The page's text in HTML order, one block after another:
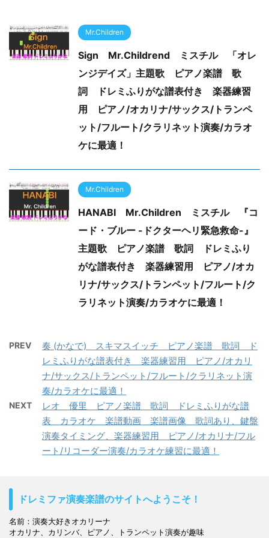
Mr.Children
Sign Mr.Childrend ミスチル 「オレ
ンジデイズ」主題歌 ピアノ楽譜 歌
詞 ドレミふりがな譜表付き 楽器練習
用 ピアノ/オカリナ/サックス/トランペ
ット/フルート/クラリネット演奏/カラオ
ケに最適！
Mr.Children
HANABI Mr.Children ミスチル 『コ
ード・ブルー -ドクターヘリ緊急救命-』
主題歌 ピアノ楽譜 歌詞 ドレミふり
がな譜表付き 楽器練習用 ピアノ/オカ
リナ/サックス/トランペット/フルート/ク
ラリネット演奏/カラオケに最適！
PREV
奏 (かなで) スキマスイッチ ピアノ楽譜 歌詞 ド
レミふりがな譜表付き 楽器練習用 ピアノ/オカリ
ナ/サックス/トランペット/フルート/クラリネット演
奏/カラオケに最適！
NEXT
レオ 優里 ピアノ楽譜 歌詞 ドレミふりがな譜
表 カラオケ 楽譜動画 楽譜画像 歌詞あり、鍵盤
演奏タイミング、楽器練習用 ピアノ/オカリナ/フル
ート/リコーダー演奏/カラオケ練習に最適！
ドレミファ演奏楽譜のサイトへようこそ！
名前：演奏大好きオカリーナ
オカリナ、カリンバ、ピアノ、トランペット演奏が趣味